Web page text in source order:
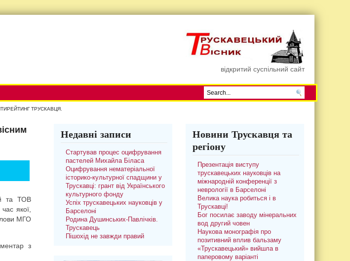
відкритий суспільний сайт
ТРУСКАВЦЯ.
та ТОВ
час якої,
МГО
з
Недавні записи
Стартував процес оцифрування
пастелей Михайла Біласа
Оцифрування нематеріальної
історико-культурної спадщини у
Трускавці: грант від Українського
культурного фонду
Успіх трускавецьких науковців у
Барселоні
Родина Душинських-Павлічків.
Трускавець
Пішохід не завжди правий
Новини Трускавця та
регіону
Презентація виступу
трускавецьких науковців на
міжнародній конференції з
неврології в Барселоні
Велика наука робиться і в
Трускавці!
Бог посилає заводу мінеральних
вод другий човен
Наукова монографія про
позитивний вплив бальзаму
«Трускавецький» вийшла в
паперовому варіанті